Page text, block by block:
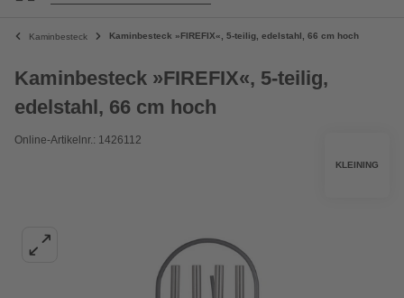
Kaminbesteck Kaminbesteck »FIREFIX«, 5-teilig, edelstahl, 66 cm hoch
Kaminbesteck »FIREFIX«, 5-teilig,
edelstahl, 66 cm hoch
Online-Artikelnr.: 1426112
KLEINING